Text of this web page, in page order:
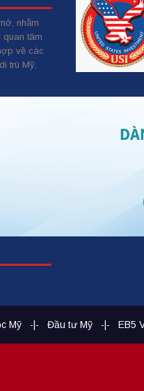
nhằm
quan tâm
về các
trú Mỹ,
Mỹ -|- Đầu tư Mỹ -|- EB5